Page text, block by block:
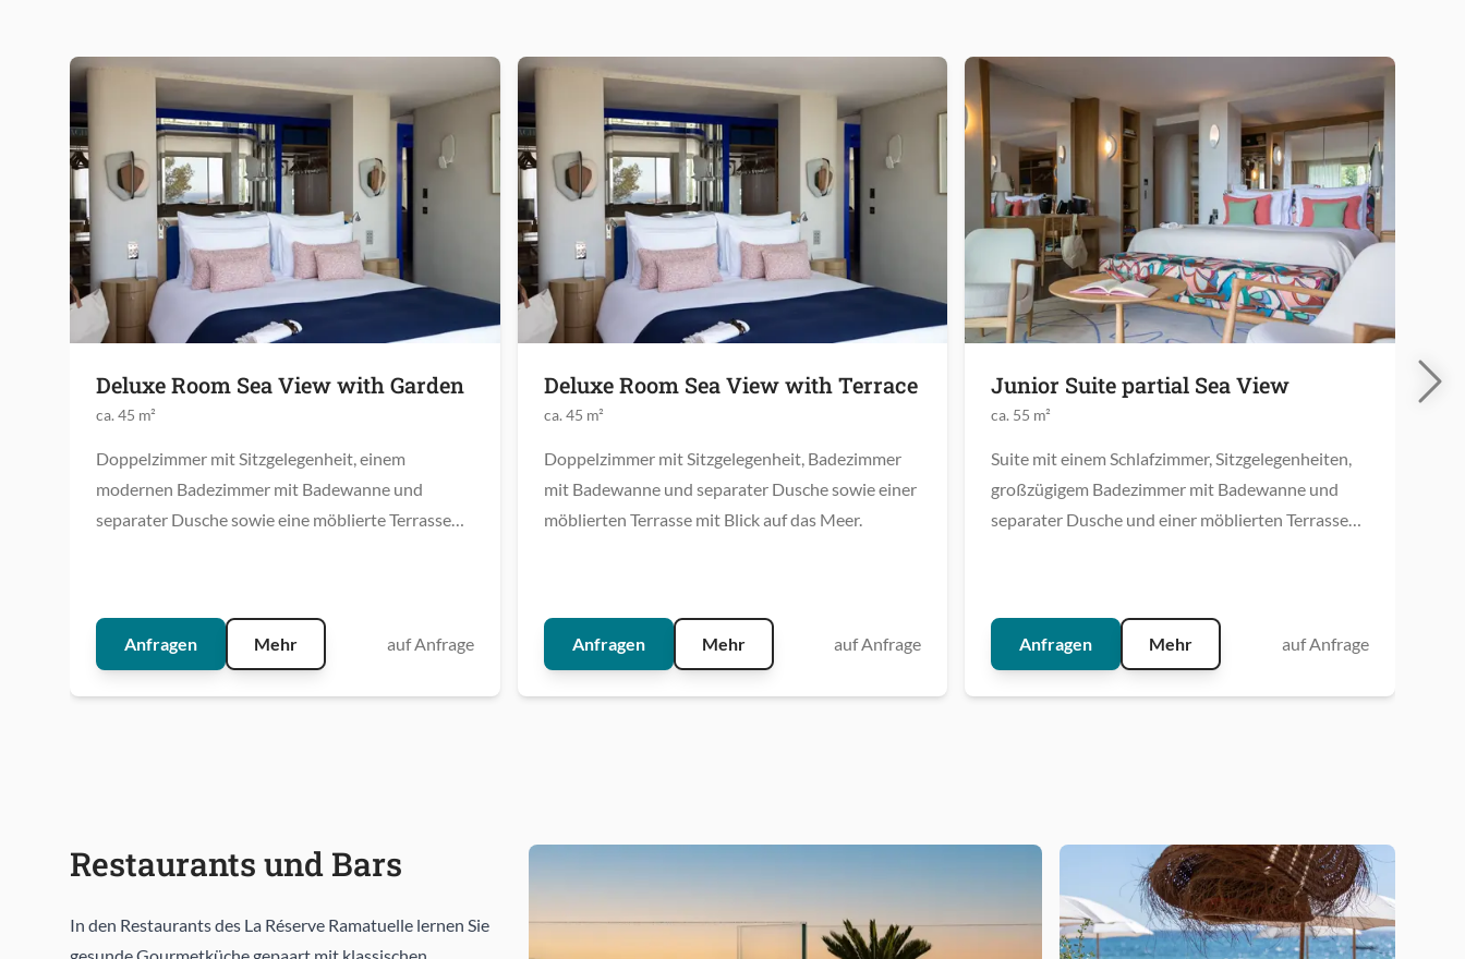
Deluxe Room Sea View with Garden
ca. 45 m²
Doppelzimmer mit Sitzgelegenheit, einem
modernen Badezimmer mit Badewanne und
separater Dusche sowie eine möblierte Terrasse
Anfragen Mehr auf Anfrage
Deluxe Room Sea View with Terrace
ca. 45 m²
Doppelzimmer mit Sitzgelegenheit, Badezimmer
mit Badewanne und separater Dusche sowie einer
möblierten Terrasse mit Blick auf das Meer.
Anfragen Mehr auf Anfrage
Junior Suite partial Sea View
ca. 55 m²
Suite mit einem Schlafzimmer, Sitzgelegenheiten,
großzügigem Badezimmer mit Badewanne und
separater Dusche und einer möblierten Terrasse
Anfragen Mehr auf Anfrage
Restaurants und Bars
In den Restaurants des La Réserve Ramatuelle lernen Sie